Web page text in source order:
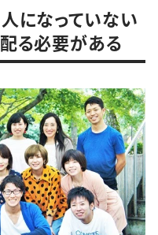
になっていない
る必要がある